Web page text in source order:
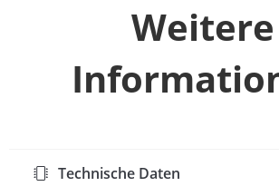
Weitere
Technische Daten